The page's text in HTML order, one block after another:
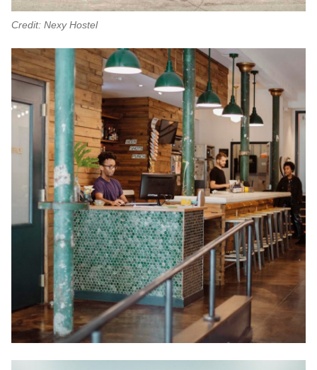
Credit: Nexy Hostel